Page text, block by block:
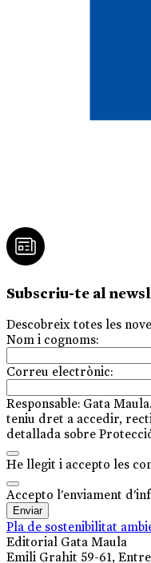
Subscriu-te al
Descobreix totes les
Nom i cognoms:
Correu electrònic:
Responsable: Gata
teniu dret a accedir,
detallada sobre
He llegit i accepto les
Accepto l'enviament
Enviar
Pla de sostenibilitat
Editorial Gata Maula
Emili Grahit 59-61,